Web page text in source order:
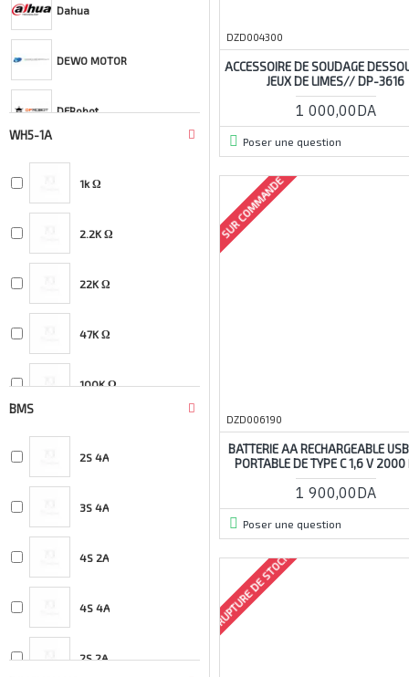
Dahua
DEWO MOTOR
DFRobot
DREMEL®
Dzduino
Farnell
FBT
Fluke
Greatmax
hobbyking
JINGBANG
le grand
Numato Lab
WH5-1A
1k Ω
2.2K Ω
22K Ω
47K Ω
100K Ω
BMS
2S 4A
3S 4A
4S 2A
4S 4A
2S 2A
DZD004300
ACCESSOIRE DE SOUDAGE
JEUX DE LIMES// DP-3616
1 000,00DA
Poser une question
SUR COMMANDE
DZD006190
BATTERIE AA RECHARGEABLE
PORTABLE DE TYPE C 1,6 V
1 900,00DA
Poser une question
RUPTURE DE STOCK